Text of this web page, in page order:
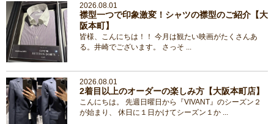
2026.08.01
襟型一つで印象激変！シャツの襟型のご紹介【大
阪本町】
皆様、こんにちは！！ 今月は観たい映画がたくさんあ
る。井崎でございます。 さっそ ...
2026.08.01
2着目以上のオーダーの楽しみ方【大阪本町店】
こんにちは。 先週日曜日から『VIVANT』のシーズン２
が始まり、 休日に１日かけてシーズン１か ...